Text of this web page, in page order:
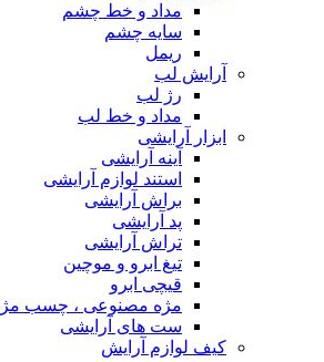
مداد و خط چشم
سایه چشم
ریمل
آرایش لب
رژ لب
مداد و خط لب
ابزار آرایشی
آینه آرایشی
استند لوازم آرایشی
براش آرایشی
پد آرایشی
تراش آرایشی
تیغ ابرو و موچین
قیچی ابرو
مژه مصنوعی ، چسب
ست های آرایشی
کیف لوازم آرایش